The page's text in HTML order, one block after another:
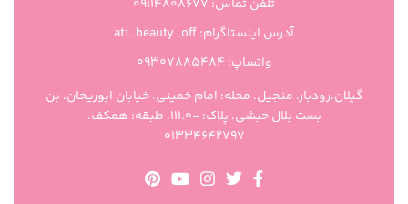
تلفن تماس: 09114808677
آدرس اینستاگرام: ati_beauty_off
واتساپ: ۰۹۳۰۷۸۸۵۴۸۴
گیلان،رودبار، منجیل، محله: امام خمینی، خیابان ابوریحان، بن
بست بلال حبشی، پلاک: -111.0، طبقه: همکف،
01334642797